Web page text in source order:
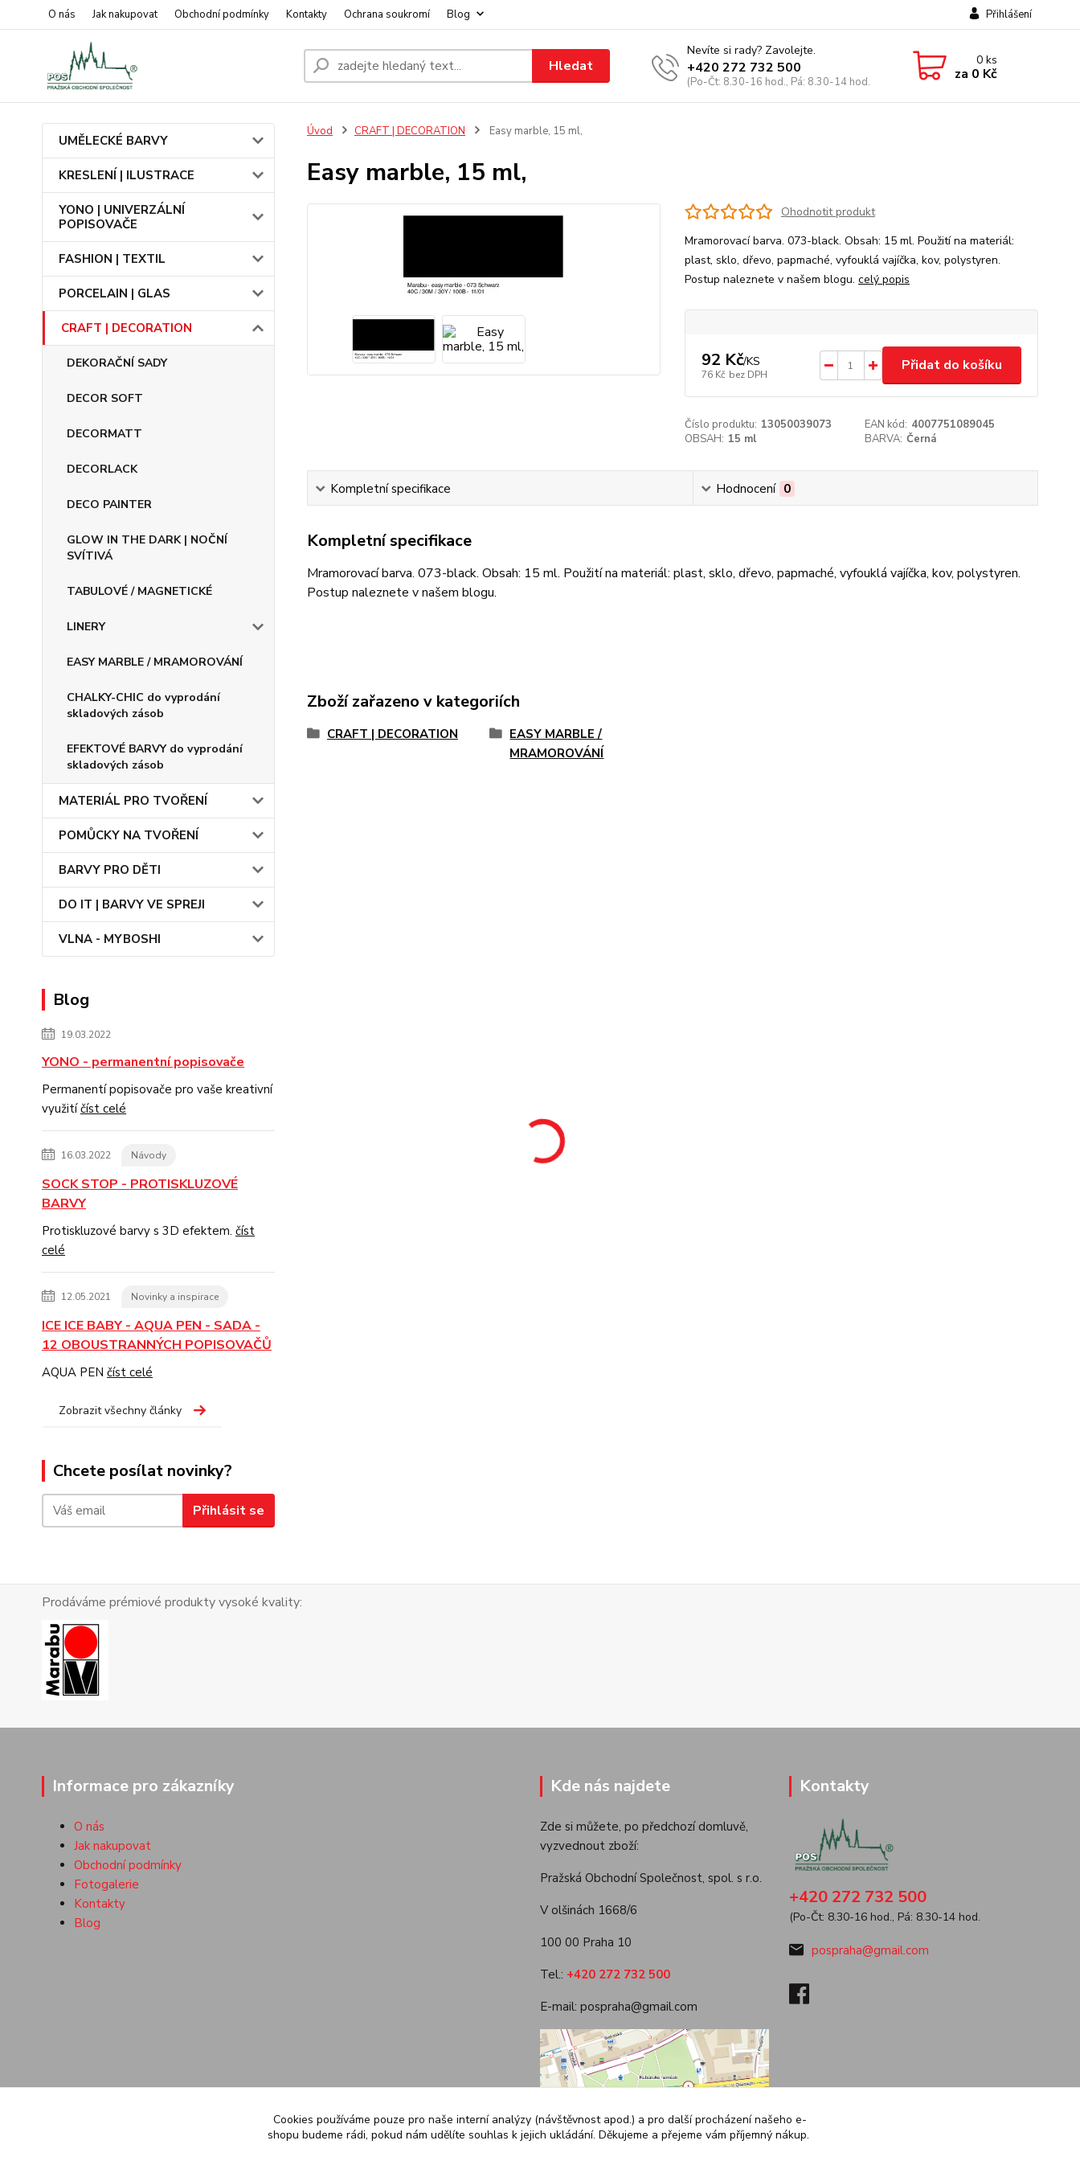
O nás Jak nakupovat Obchodní podmínky Kontakty Ochrana soukromí Blog Přihlášení
Hledat
Nevíte si rady? Zavolejte.
+420 272 732 500
(Po-Čt: 8.30-16 hod., Pá: 8.30-14 hod.
0ks
za 0 Kč
UMĚLECKÉ BARVY
KRESLENÍ | ILUSTRACE
YONO | UNIVERZÁLNÍ
POPISOVAČE
FASHION | TEXTIL
PORCELAIN | GLAS
CRAFT | DECORATION
DEKORAČNÍ SADY
DECOR SOFT
DECORMATT
DECORLACK
DECO PAINTER
GLOW IN THE DARK | NOČNÍ
SVÍTIVÁ
TABULOVÉ / MAGNETICKÉ
LINERY
EASY MARBLE / MRAMOROVÁNÍ
CHALKY-CHIC do vyprodání
skladových zásob
EFEKTOVÉ BARVY do vyprodání
skladových zásob
MATERIÁL PRO TVOŘENÍ
POMŮCKY NA TVOŘENÍ
BARVY PRO DĚTI
DO IT | BARVY VE SPREJI
VLNA - MYBOSHI
Blog
19.03.2022
YONO - permanentní popisovače
Permanentí popisovače pro vaše kreativní
využitíčíst celé
16.03.2022 Návody
SOCK STOP - PROTISKLUZOVÉ
BARVY
Protiskluzové barvy s 3D efektem. číst
celé
12.05.2021 Novinky a inspirace
ICE ICE BABY - AQUA PEN - SADA -
12 OBOUSTRANNÝCH POPISOVAČŮ
AQUA PEN číst celé
Zobrazit všechny články
Chcete posílat novinky?
Přihlásit se
Úvod CRAFT | DECORATION Easy marble, 15 ml,
Easy marble, 15 ml,
Ohodnotit produkt
Mramorovací barva. 073-black. Obsah: 15 ml. Použití na materiál:
plast, sklo, dřevo, papmaché, vyfouklá vajíčka, kov, polystyren.
Postup naleznete v našem blogu. celý popis
92 Kč/KS
76 Kč bez DPH
Přidat do košíku
Číslo produktu: 13050039073 EAN kód: 4007751089045
OBSAH: 15 ml BARVA: Černá
Kompletní specifikace Hodnocení 0
Kompletní specifikace
Mramorovací barva. 073-black. Obsah: 15 ml. Použití na materiál: plast, sklo, dřevo, papmaché, vyfouklá vajíčka, kov, polystyren.
Postup naleznete v našem blogu.
Zboží zařazeno v kategoriích
CRAFT | DECORATION
EASY MARBLE /
MRAMOROVÁNÍ
Prodáváme prémiové produkty vysoké kvality:
Informace pro zákazníky
O nás
Jak nakupovat
Obchodní podmínky
Fotogalerie
Kontakty
Blog
Kde nás najdete
Zde si můžete, po předchozí domluvě,
vyzvednout zboží:
Pražská Obchodní Společnost, spol. s r.o.
V olšinách 1668/6
100 00 Praha 10
Tel.: +420 272 732 500
E-mail: pospraha@gmail.com
Kontakty
+420 272 732 500
(Po-Čt: 8.30-16 hod., Pá: 8.30-14 hod.
pospraha@gmail.com
Cookies používáme pouze pro naše interní analýzy (návštěvnost apod.) a pro další procházení našeho e-
shopu budeme rádi, pokud nám udělíte souhlas k jejich ukládání. Děkujeme a přejeme vám příjemný nákup.